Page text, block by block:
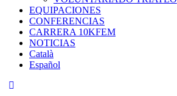
EQUIPACIONES
CONFERENCIAS
CARRERA 10KFEM
NOTICIAS
Català
Español